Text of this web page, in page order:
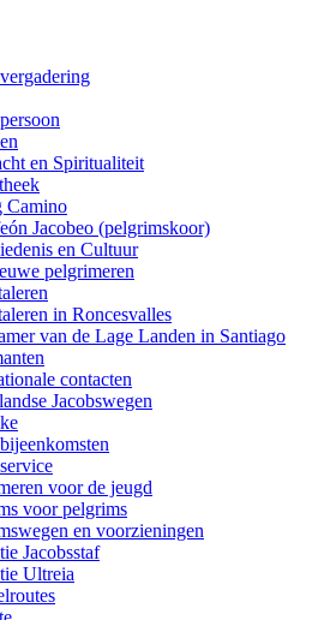
en Spiritualiteit
Camino
Jacobeo (pelgrimskoor)
en Cultuur
pelgrimeren
in Roncesvalles
van de Lage Landen in Santiago
contacten
Jacobswegen
voor de jeugd
voor pelgrims
en voorzieningen
Jacobsstaf
Ultreia